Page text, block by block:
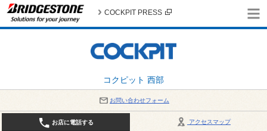
COCKPIT PRESS
コクピット 西部
お問い合わせフォーム
アクセスマップ
お店に電話する